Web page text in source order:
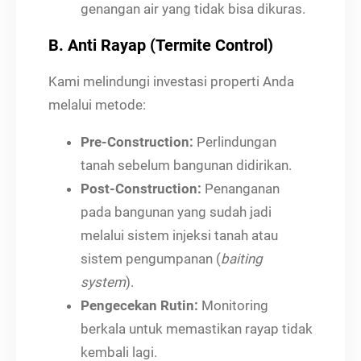
genangan air yang tidak bisa dikuras.
B. Anti Rayap (Termite Control)
Kami melindungi investasi properti Anda
melalui metode:
Pre-Construction: Perlindungan
tanah sebelum bangunan didirikan.
Post-Construction: Penanganan
pada bangunan yang sudah jadi
melalui sistem injeksi tanah atau
sistem pengumpanan (baiting
system).
Pengecekan Rutin: Monitoring
berkala untuk memastikan rayap tidak
kembali lagi.